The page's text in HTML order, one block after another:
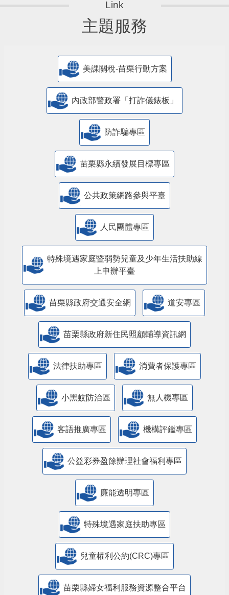
主題服務
美課關稅-苗栗行動方案
內政部警政署「打詐儀錶板」
防詐騙專區
苗栗縣永續發展目標專區
公共政策網路參與平臺
人民團體專區
特殊境遇家庭暨弱勢兒童及少年生活扶助線
上申辦平臺
苗栗縣政府交通安全網 道安專區
苗栗縣政府新住民照顧輔導資訊網
法律扶助專區 消費者保護專區
小黑蚊防治區 無人機專區
客語推廣專區 機構評鑑專區
公益彩券盈餘辦理社會福利專區
廉能透明專區
特殊境遇家庭扶助專區
兒童權利公約(CRC)專區
苗栗縣婦女福利服務資源整合平台